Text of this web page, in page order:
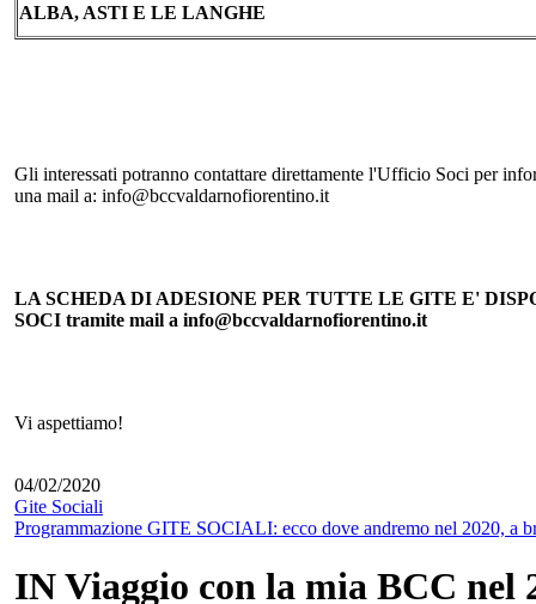
ALBA, ASTI E LE LANGHE
Gli interessati potranno contattare direttamente l'Ufficio Soci per
una mail a: info@bccvaldarnofiorentino.it
LA SCHEDA DI ADESIONE PER TUTTE LE GITE E'
SOCI tramite mail a info@bccvaldarnofiorentino.it
Vi aspettiamo!
04/02/2020
Gite Sociali
Programmazione GITE SOCIALI: ecco dove andremo nel 2020, a
IN Viaggio con la mia BCC nel